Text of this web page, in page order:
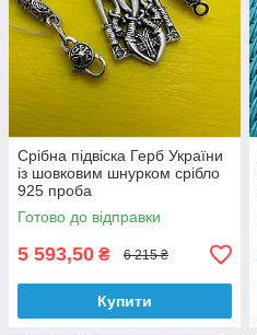
Срібна підвіска Герб України
із шовковим шнурком срібло
925 проба
Готово до відправки
5 593,50 ₴ 6 215 ₴
Купити